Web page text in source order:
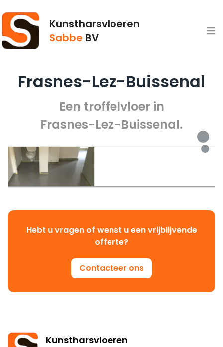
Kunstharsvloeren
Sabbe BV
Frasnes-Lez-Buissenal
Een troffelvloer in
Frasnes-Lez-Buissenal.
Hebt u vragen of wenst u een vrijblijvende
offerte?
Contacteer ons
Kunstharsvloeren